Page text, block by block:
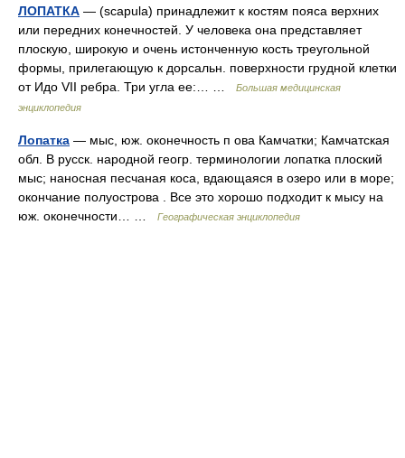
ЛОПАТКА — (scapula) принадлежит к костям пояса верхних
или передних конечностей. У человека она представляет
плоскую, широкую и очень истонченную кость треугольной
формы, прилегающую к дорсальн. поверхности грудной клетки
от Идо VII ребра. Три угла ее:… …
Большая медицинская
энциклопедия
Лопатка — мыс, юж. оконечность п ова Камчатки; Камчатская
обл. В русск. народной геогр. терминологии лопатка плоский
мыс; наносная песчаная коса, вдающаяся в озеро или в море;
окончание полуострова . Все это хорошо подходит к мысу на
юж. оконечности… …
Географическая энциклопедия